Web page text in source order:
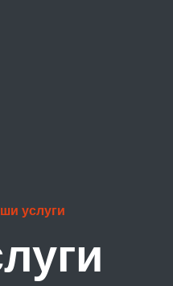
услуги